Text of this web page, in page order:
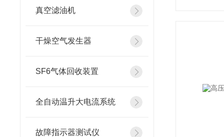
真空滤油机
干燥空气发生器
SF6气体回收装置
全自动温升大电流系统
故障指示器测试仪